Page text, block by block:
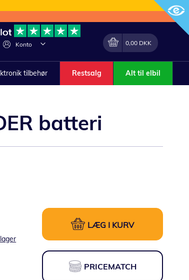
Konto
Lave
Min indkøbskurv
0,00 DKK
tilbehør Restsalg Alt til elbil
batteri
LÆG I KURV
PRICEMATCH